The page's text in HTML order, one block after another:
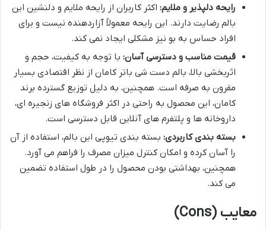
رایحه دلپذیر و ملایم: اکثر کاربران از رایحه ملایم و دلنشین این
بالم رضایت دارند. این رایحه معمولاً آزاردهنده نیست و برای
افراد حساس به بو نیز مشکلی ایجاد نمی کند.
قیمت مناسب و دسترسی آسان: با توجه به کیفیت، حجم و
اثربخشی بالا، بالم دست شی باتر کامان از نظر اقتصادی بسیار
مقرون به صرفه است. همچنین، به دلیل توزیع گسترده برند
کامان، این محصول به راحتی در اکثر فروشگاه های زنجیره ای،
داروخانه ها و پلتفرم های آنلاین قابل دسترسی است.
بسته بندی کاربردی: بسته بندی تیوپی این بالم، استفاده از آن
را آسان کرده و امکان کنترل میزان مصرف را فراهم می آورد.
همچنین، بهداشتی بودن محصول را در طول استفاده تضمین
می کند.
معایب (Cons)